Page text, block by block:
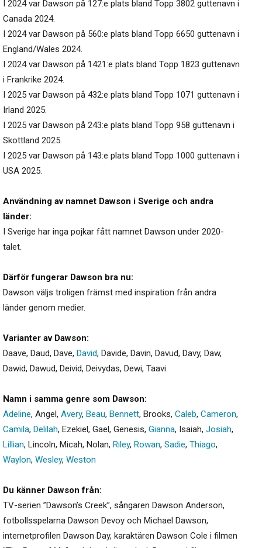
I 2024 var Dawson på 127:e plats bland Topp 3802 guttenavn i
Canada 2024.
I 2024 var Dawson på 560:e plats bland Topp 6650 guttenavn i
England/Wales 2024.
I 2024 var Dawson på 1421:e plats bland Topp 1823 guttenavn
i Frankrike 2024.
I 2025 var Dawson på 432:e plats bland Topp 1071 guttenavn i
Irland 2025.
I 2025 var Dawson på 243:e plats bland Topp 958 guttenavn i
Skottland 2025.
I 2025 var Dawson på 143:e plats bland Topp 1000 guttenavn i
USA 2025.
Användning av namnet Dawson i Sverige och andra
länder:
I Sverige har inga pojkar fått namnet Dawson under 2020-
talet.
Därför fungerar Dawson bra nu:
Dawson väljs troligen främst med inspiration från andra
länder genom medier.
Varianter av Dawson:
Daave, Daud, Dave, David, Davide, Davin, Davud, Davy, Daw,
Dawid, Dawud, Deivid, Deivydas, Dewi, Taavi
Namn i samma genre som Dawson:
Adeline, Angel, Avery, Beau, Bennett, Brooks, Caleb, Cameron,
Camila, Delilah, Ezekiel, Gael, Genesis, Gianna, Isaiah, Josiah,
Lillian, Lincoln, Micah, Nolan, Riley, Rowan, Sadie, Thiago,
Waylon, Wesley, Weston
Du känner Dawson från:
TV-serien ”Dawson’s Creek”, sångaren Dawson Anderson,
fotbollsspelarna Dawson Devoy och Michael Dawson,
internetprofilen Dawson Day, karaktären Dawson Cole i filmen